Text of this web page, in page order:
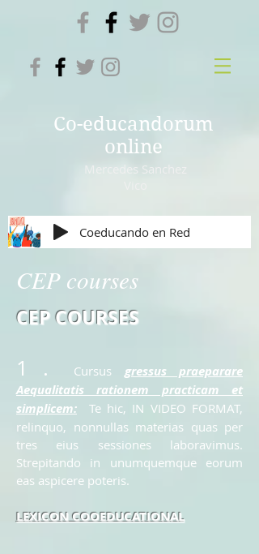
Co-educandorum
online
Mercedes Sanchez
Coeducando en Red
CEP courses
CEP COURSES
1 . Cursus gressus praeparare
Aequalitatis rationem practicam et
simplicem:
Te hic, IN VIDEO FORMAT,
relinquo, nonnullas materias quas per
tres eius sessiones laboravimus.
Strepitando in unumquemque eorum
eas aspicere poteris.
LEXICON COOEDUCATIONAL